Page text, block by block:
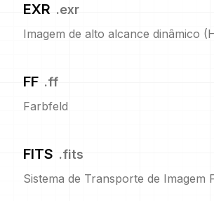
EXR .exr
Imagem de alto alcance dinâmico
FF .ff
Farbfeld
FITS .fits
Sistema de Transporte de Imagem